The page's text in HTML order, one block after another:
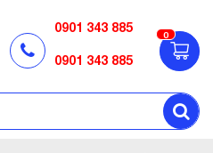
0901 343 885
0901 343 885
0